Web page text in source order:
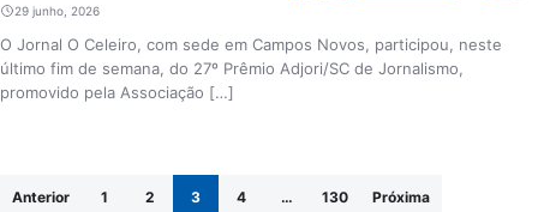
29 junho, 2026
O Jornal O Celeiro, com sede em Campos Novos, participou, neste
último fim de semana, do 27º Prêmio Adjori/SC de Jornalismo,
promovido pela Associação […]
Paginação de posts
Anterior 1 2 3 4 … 130 Próxima